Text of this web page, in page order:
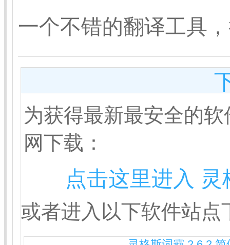
一个不错的翻译工具
为获得最新最安全的
网下载：
点击这里进入
或者进入以下软件站点